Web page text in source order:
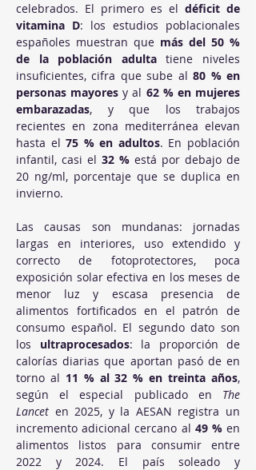
celebrados. El primero es el déficit de
vitamina D: los estudios poblacionales
españoles muestran que más del 50 %
de la población adulta tiene niveles
insuficientes, cifra que sube al 80 % en
personas mayores y al 62 % en mujeres
embarazadas, y que los trabajos
recientes en zona mediterránea elevan
hasta el 75 % en adultos. En población
infantil, casi el 32 % está por debajo de
20 ng/ml, porcentaje que se duplica en
invierno.
Las causas son mundanas: jornadas
largas en interiores, uso extendido y
correcto de fotoprotectores, poca
exposición solar efectiva en los meses de
menor luz y escasa presencia de
alimentos fortificados en el patrón de
consumo español. El segundo dato son
los ultraprocesados: la proporción de
calorías diarias que aportan pasó de en
torno al 11 % al 32 % en treinta años,
según el especial publicado en The
Lancet en 2025, y la AESAN registra un
incremento adicional cercano al 49 % en
alimentos listos para consumir entre
2022 y 2024. El país soleado y